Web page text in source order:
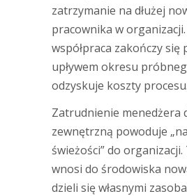
zatrzymanie na dłużej
pracownika w
współpraca zakończy się
upływem okresu
odzyskuje koszty procesu.
Zatrudnienie menedżera
zewnętrzną powoduje
świeżości” do
wnosi do środowiska
dzieli się własnymi